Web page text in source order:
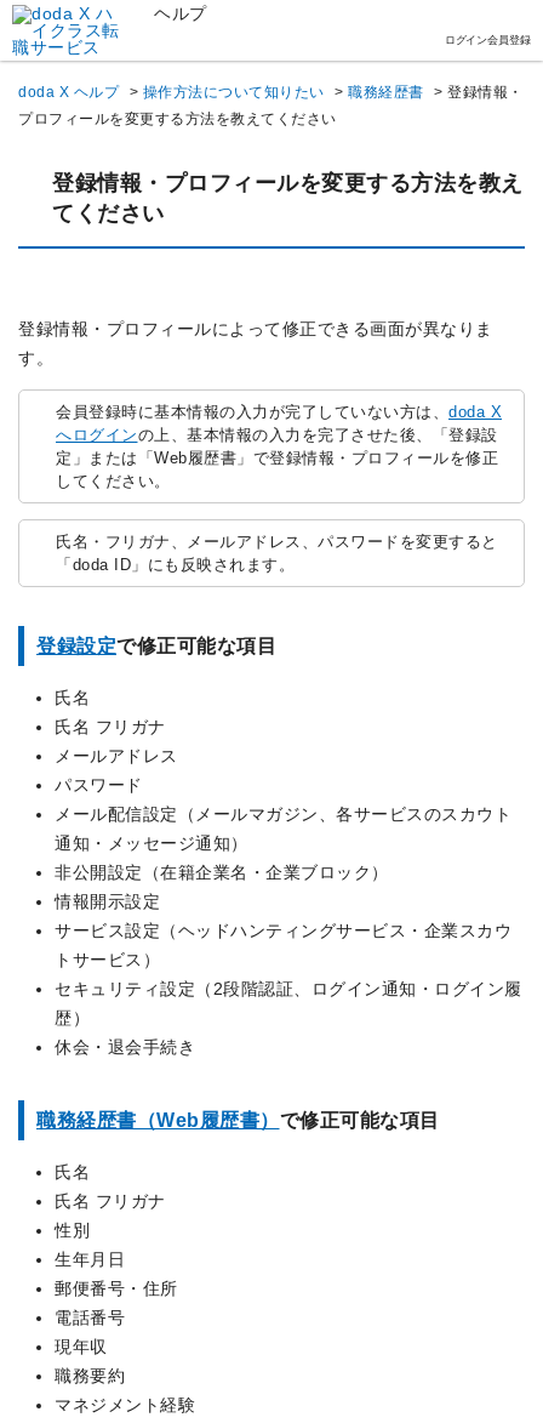
ヘルプ
ログイン会員登録
doda X ヘルプ > 操作方法について知りたい > 職務経歴書 > 登録情報・
プロフィールを変更する方法を教えてください
登録情報・プロフィールを変更する方法を教え
てください
登録情報・プロフィールによって修正できる画面が異なりま
す。
会員登録時に基本情報の入力が完了していない方は、 doda X
へログインの上、基本情報の入力を完了させた後、「登録設
定」または「Web履歴書」で登録情報・プロフィールを修正
してください。
氏名・フリガナ、メールアドレス、パスワードを変更すると
「doda ID」にも反映されます。
登録設定で修正可能な項目
氏名
氏名 フリガナ
メールアドレス
パスワード
メール配信設定（メールマガジン、各サービスのスカウト
通知・メッセージ通知）
非公開設定（在籍企業名・企業ブロック）
情報開示設定
サービス設定（ヘッドハンティングサービス・企業スカウ
トサービス）
セキュリティ設定（2段階認証、ログイン通知・ログイン履
歴）
休会・退会手続き
職務経歴書（Web履歴書） で修正可能な項目
氏名
氏名 フリガナ
性別
生年月日
郵便番号・住所
電話番号
現年収
職務要約
マネジメント経験